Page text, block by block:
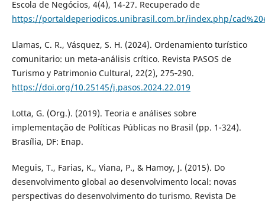
Escola de Negócios, 4(4), 14-27. Recuperado de
https://portaldeperiodicos.unibrasil.com.br/index.php/
Llamas, C. R., Vásquez, S. H. (2024). Ordenamiento turístico
comunitario: un meta‑análisis crítico. Revista PASOS de
Turismo y Patrimonio Cultural, 22(2), 275‑290.
https://doi.org/10.25145/j.pasos.2024.22.019
Lotta, G. (Org.). (2019). Teoria e análises sobre
implementação de Políticas Públicas no Brasil (pp. 1-324).
Brasília, DF: Enap.
Meguis, T., Farias, K., Viana, P., & Hamoy, J. (2015). Do
desenvolvimento global ao desenvolvimento local: novas
perspectivas do desenvolvimento do turismo. Revista De